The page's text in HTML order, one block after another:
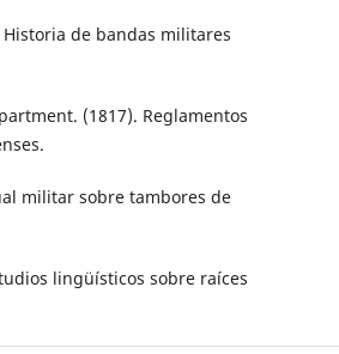
de bandas militares
(1817). Reglamentos
militar sobre tambores de
lingüísticos sobre raíces